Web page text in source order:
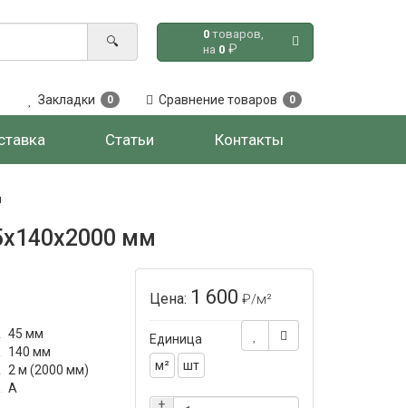
🔍
0товаров,
на 0₽
Закладки 0 Сравнение товаров 0
Статьи Контакты
мм
45 мм
140 мм
2 м (2000 мм)
А
Цена: 1 600 ₽/м²
Единица
м²
шт
+